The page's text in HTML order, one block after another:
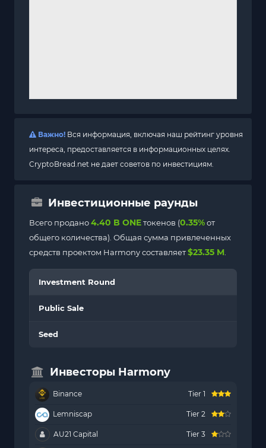
Важно! Вся информация, включая наш рейтинг уровня
интереса, предоставляется в информационных целях.
CryptoBread.net не дает советов по инвестициям.
Инвестиционные раунды
Всего продано4.40 B ONEтокенов (0.35%от
общего количества). Общая сумма привлеченных
средств проектом Harmony составляет$23.35 M
Investment Round
Public Sale
Seed
Инвесторы Harmony
Binance Tier 1
Lemniscap Tier 2
AU21 Capital Tier 3